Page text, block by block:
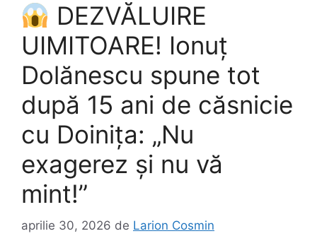
DEZVĂLUIRE
UIMITOARE! Ionuț
Dolănescu spune tot
după 15 ani de căsnicie
cu Doinița: „Nu
exagerez și nu vă
mint!”
aprilie 30, 2026 de Larion Cosmin